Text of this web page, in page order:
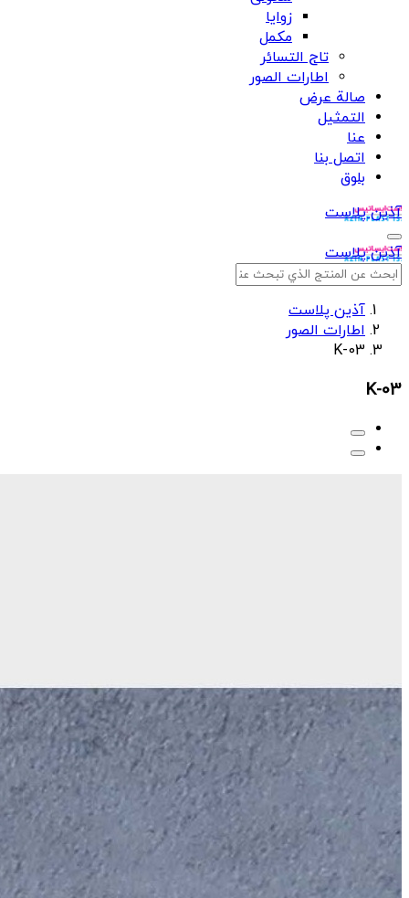
زوایا
مکمل
تاج التسائر
اطارات الصور
صالة عرض
التمثيل
عنا
اتصل بنا
بلوق
آذین پلاست
آذین پلاست
آذین پلاست
اطارات الصور
K-03
K-03